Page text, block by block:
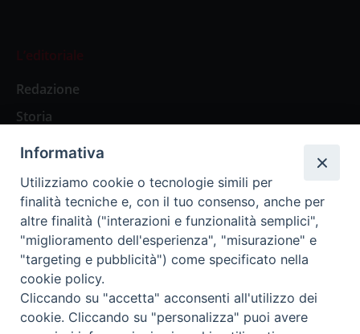
L’editoriale
Redazione
Storia
Abbonamenti
Abbonamento Annuale Digitale
Abbonamento Annuale Cartaceo
Abbonamento Singola Copia Digitale
Informativa
Utilizziamo cookie o tecnologie simili per
finalità tecniche e, con il tuo consenso, anche per
altre finalità ("interazioni e funzionalità semplici",
"miglioramento dell'esperienza", "misurazione" e
"targeting e pubblicità") come specificato nella
cookie policy.
Cliccando su "accetta" acconsenti all'utilizzo dei
cookie. Cliccando su "personalizza" puoi avere